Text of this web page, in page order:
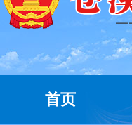
首页